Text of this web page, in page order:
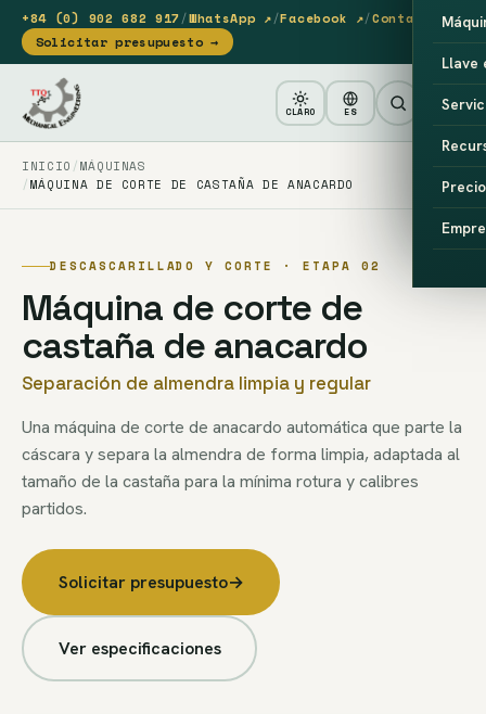
+84 (0) 902 682 917/WhatsApp ↗/Facebook ↗/Contacto
Solicitar presupuesto →
Llave
CLARO ES
INICIO
MÁQUINAS
MÁQUINA DE CORTE DE CASTAÑA DE ANACARDO
DESCASCARILLADO Y CORTE · ETAPA 02
Máquina de corte de
castaña de anacardo
Separación de almendra limpia y regular
Una máquina de corte de anacardo automática que parte la
cáscara y separa la almendra de forma limpia, adaptada al
tamaño de la castaña para la mínima rotura y calibres
partidos.
Solicitar presupuesto→
Ver especificaciones